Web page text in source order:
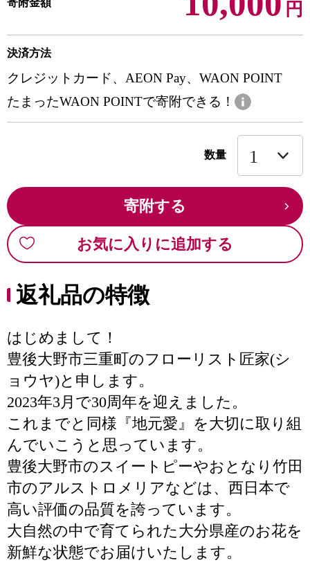
寄附金額 円
決済方法
クレジットカード、AEON Pay、WAON POINT
たまったWAON POINTで寄附できる！
数量
寄附する
お気に入りに追加する
返礼品の特徴
はじめまして！
豊後大野市三重町のフローリスト匠家(シ
ョウヤ)と申します。
2023年3月で30周年を迎えました。
これまでと同様『地元愛』を大切に取り組
んでいこうと思っています。
豊後大野市のスイートピーやおとなり竹田
市のアルストロメリアなどは、西日本で
高い評価の品質を誇っています。
大自然の中で育てられた大分県産のお花を
新鮮な状態でお届けいたします。